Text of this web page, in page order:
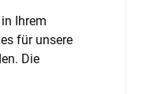
Ihrem
für unsere
Die